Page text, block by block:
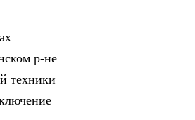
р-не
техники